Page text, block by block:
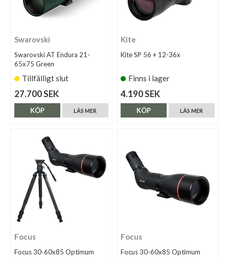
Swarovski
Swarovski AT Endura 21-
65x75 Green
Tillfälligt slut
27.700 SEK
LÄS MER
KÖP
Kite
Kite SP 56 + 12-36x
Finns i lager
4.190 SEK
LÄS MER
KÖP
Focus
Focus 30-60x85 Optimum
Focus
Focus 30-60x85 Optimum